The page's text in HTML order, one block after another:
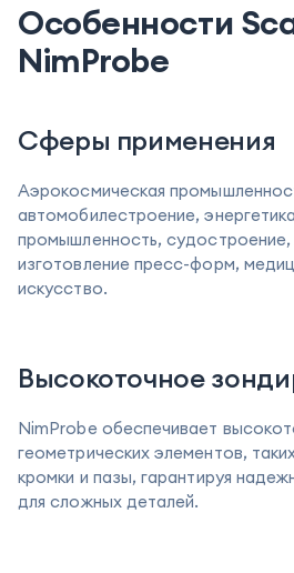
Особенности
NimProbe
Сферы применения
Аэрокосмическая
автомобилестроение,
промышленность,
изготовление пресс-форм,
искусство.
Высокоточное
NimProbe обеспечивает
геометрических элементов,
кромки и пазы, гарантируя
для сложных деталей.